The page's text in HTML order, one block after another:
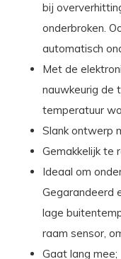
bij
onderbroken.
automatisch
Met de
nauwkeurig de
temperatuur
Slank ontwerp
Gemakkelijk te
Ideaal om
Gegarandeerd
lage
raam sensor,
Gaat lang mee;